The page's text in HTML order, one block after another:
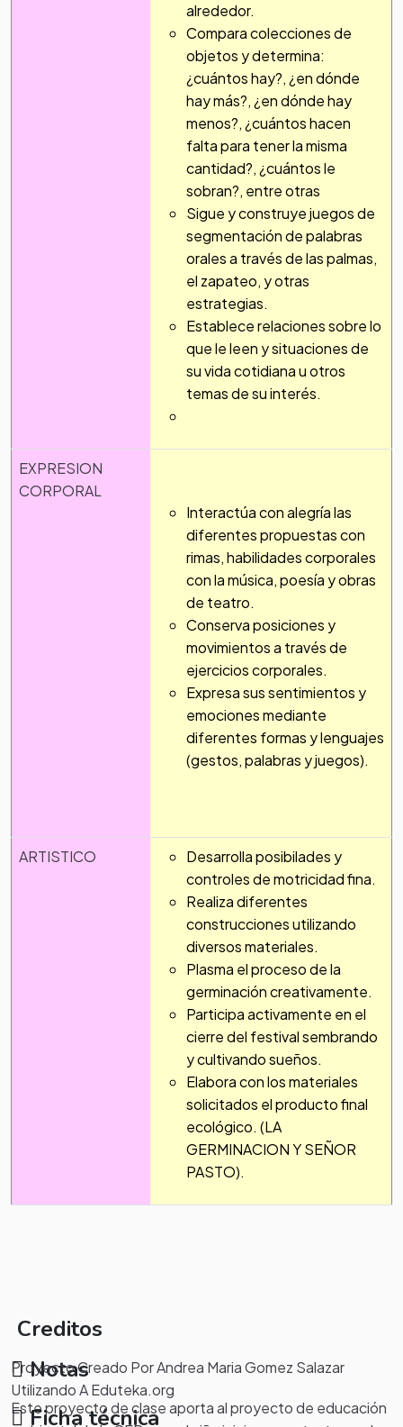
alrededor.
Compara colecciones de
objetos y determina:
¿cuántos hay?, ¿en dónde
hay más?, ¿en dónde hay
menos?, ¿cuántos hacen
falta para tener la misma
cantidad?, ¿cuántos le
sobran?, entre otras
Sigue y construye juegos de
segmentación de palabras
orales a través de las palmas,
el zapateo, y otras
estrategias.
Establece relaciones sobre lo
que le leen y situaciones de
su vida cotidiana u otros
temas de su interés.
EXPRESION
CORPORAL
Interactúa con alegría las
diferentes propuestas con
rimas, habilidades corporales
con la música, poesía y obras
de teatro.
Conserva posiciones y
movimientos a través de
ejercicios corporales.
Expresa sus sentimientos y
emociones mediante
diferentes formas y lenguajes
(gestos, palabras y juegos).
ARTISTICO
Desarrolla posibilades y
controles de motricidad fina.
Realiza diferentes
construcciones utilizando
diversos materiales.
Plasma el proceso de la
germinación creativamente.
Participa activamente en el
cierre del festival sembrando
y cultivando sueños.
Elabora con los materiales
solicitados el producto final
ecológico. (LA
GERMINACION Y SEÑOR
PASTO).
Notas
Este proyecto de clase aporta al proyecto de educación
Creditos
Proyecto Creado Por Andrea Maria Gomez Salazar
Utilizando A Eduteka.org
Ficha técnica